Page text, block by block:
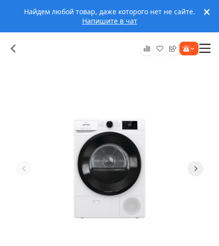
Найдем любой товар, даже которого нет не сайте.
Напишите в чат